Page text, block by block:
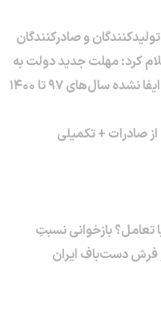
و صادرکنندگان
کرد: مهلت جدید دولت به
سال‌های ۹۷ تا ۱۴۰۰
صادرات + تکمیلی
تعامل؟ بازخوانی نسبتِ
فرش دست‌باف ایران